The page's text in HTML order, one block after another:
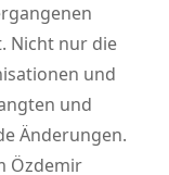
Nicht nur die
und
und
Änderungen.
Özdemir